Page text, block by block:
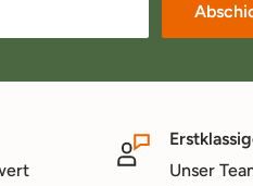
Unser